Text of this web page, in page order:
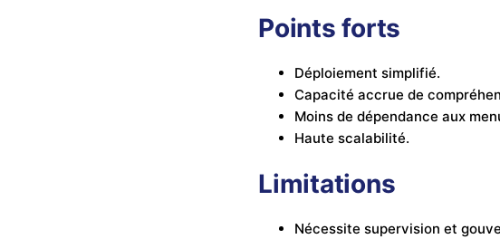
Points forts
Déploiement simplifié.
Capacité accrue de
Moins de dépendance aux
Haute scalabilité.
Limitations
Nécessite supervision et